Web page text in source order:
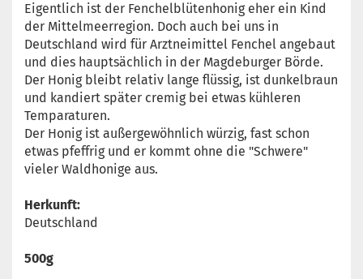
Eigentlich ist der Fenchelblütenhonig eher ein Kind
der Mittelmeerregion. Doch auch bei uns in
Deutschland wird für Arztneimittel Fenchel angebaut
und dies hauptsächlich in der Magdeburger Börde.
Der Honig bleibt relativ lange flüssig, ist dunkelbraun
und kandiert später cremig bei etwas kühleren
Temparaturen.
Der Honig ist außergewöhnlich würzig, fast schon
etwas pfeffrig und er kommt ohne die "Schwere"
vieler Waldhonige aus.
Herkunft:
Deutschland
500g